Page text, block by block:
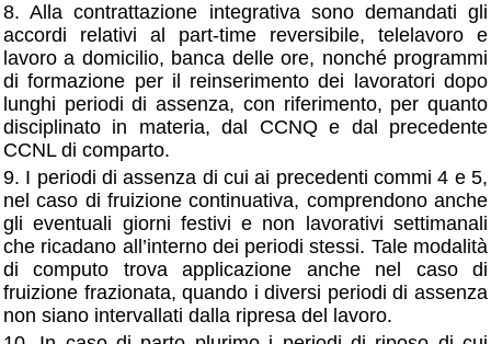
8. Alla contrattazione integrativa sono demandati gli
accordi relativi al part-time reversibile, telelavoro e
lavoro a domicilio, banca delle ore, nonché programmi
di formazione per il reinserimento dei lavoratori dopo
lunghi periodi di assenza, con riferimento, per quanto
disciplinato in materia, dal CCNQ e dal precedente
CCNL di comparto.
9. I periodi di assenza di cui ai precedenti commi 4 e 5,
nel caso di fruizione continuativa, comprendono anche
gli eventuali giorni festivi e non lavorativi settimanali
che ricadano all’interno dei periodi stessi. Tale modalità
di computo trova applicazione anche nel caso di
fruizione frazionata, quando i diversi periodi di assenza
non siano intervallati dalla ripresa del lavoro.